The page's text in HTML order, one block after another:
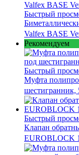
Быстрый
Valfex BASE
Рекомендуем
Быстрый
Муфта
Быстрый
Клапан
EUROBLOCK